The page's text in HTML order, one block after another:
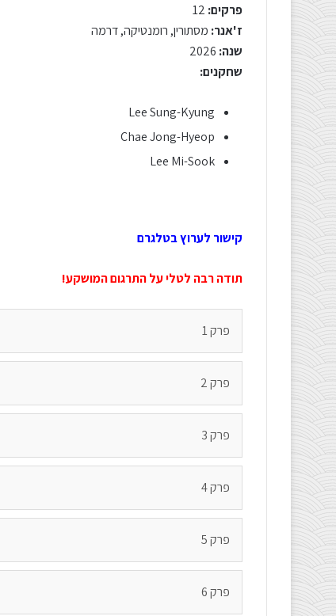
פרקים: 12
ז'אנר: מסתורין, רומנטיקה, דרמה
שנה: 2026
שחקנים:
Lee Sung-Kyung
Chae Jong-Hyeop
Lee Mi-Sook
קישור לערוץ בטלגרם
תודה רבה לטלי על התרגום המושקע!
פרק 1
פרק 2
פרק 3
פרק 4
פרק 5
פרק 6